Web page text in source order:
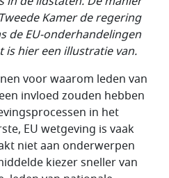
Kamer de regering
de EU-onderhandelingen
hier een illustratie van.
voor waarom leden van
invloed zouden hebben
in het
EU wetgeving is vaak
niet aan onderwerpen
kiezer sneller van